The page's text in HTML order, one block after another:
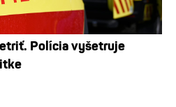
Polícia vyšetruje